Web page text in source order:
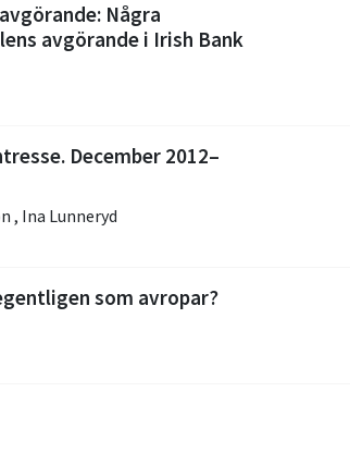
Några
avgörande i Irish Bank
December 2012–
, Ina Lunneryd
som avropar?